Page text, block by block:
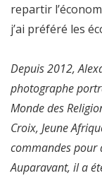
repartir
j’ai préféré les
Depuis 2012,
photographe
Monde des
Croix, Jeune
commandes pour
Auparavant, il a